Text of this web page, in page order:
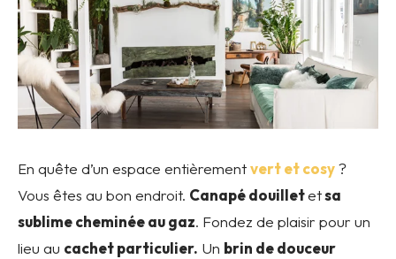
En quête d’un espace entièrementvert et cosy?
Vous êtes au bon endroit. Canapé douilletetsa
sublime cheminée au gaz. Fondez de plaisir pour un
lieu au cachet particulier. Un brin de douceur